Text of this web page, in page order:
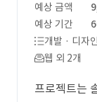
예상 금액
예상 기간
개발 · 디자
웹 외 2개
프로젝트는